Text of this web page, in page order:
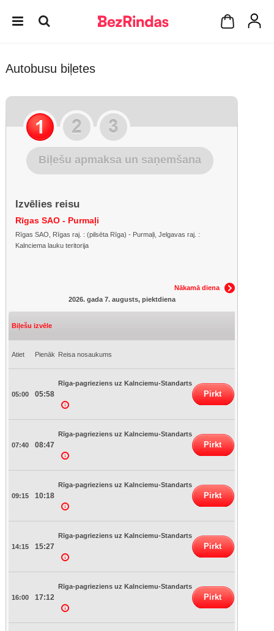
Autobusu biļetes
Biļešu apmaksa un saņemšana
Izvēlies reisu
Rīgas SAO - Purmaļi
Rīgas SAO, Rīgas raj. : (pilsēta Rīga) - Purmaļi, Jelgavas raj. :
Kalnciema lauku teritorija
Nākamā diena
2026. gada 7. augusts, piektdiena
Biļešu izvēle
Atiet Pienāk Reisa nosaukums
05:00 05:58
Rīga-pagrieziens uz Kalnciemu-Standarts
Pirkt
07:40 08:47
Rīga-pagrieziens uz Kalnciemu-Standarts
Pirkt
09:15 10:18
Rīga-pagrieziens uz Kalnciemu-Standarts
Pirkt
14:15 15:27
Rīga-pagrieziens uz Kalnciemu-Standarts
Pirkt
16:00 17:12
Rīga-pagrieziens uz Kalnciemu-Standarts
Pirkt